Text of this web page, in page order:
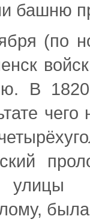
башню
(по
В